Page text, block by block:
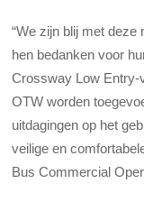
“We zijn blij met
hen bedanken voor
Crossway Low Entry-
OTW worden
uitdagingen op het
veilige en
Bus Commercial